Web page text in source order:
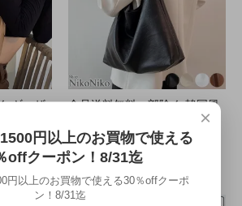
ギャザ
納】シ
ェル
全品送料無料一部除く 韓国風
ノットハンドル トートバッグ
【即納】 バッグ ハン
1,100円(税100円)
×
円以上のお買物で使える
offクーポン！8/31迄
円以上のお買物で使える30％offクーポ
ン！8/31迄